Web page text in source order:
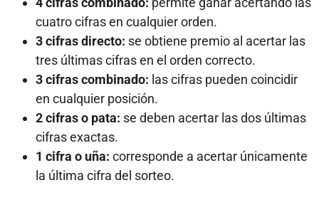
cuatro cifras en cualquier orden.
3 cifras directo: se obtiene premio al acertar las
tres últimas cifras en el orden correcto.
3 cifras combinado: las cifras pueden coincidir
en cualquier posición.
2 cifras o pata: se deben acertar las dos últimas
cifras exactas.
1 cifra o uña: corresponde a acertar únicamente
la última cifra del sorteo.